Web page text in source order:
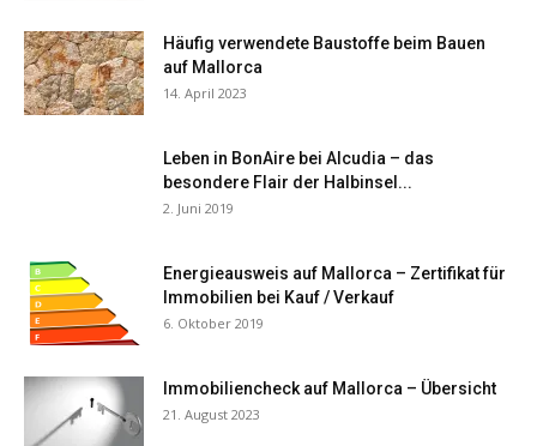
Häufig verwendete Baustoffe beim Bauen
auf Mallorca
14. April 2023
Leben in BonAire bei Alcudia – das
besondere Flair der Halbinsel...
2. Juni 2019
Energieausweis auf Mallorca – Zertifikat für
Immobilien bei Kauf / Verkauf
6. Oktober 2019
Immobiliencheck auf Mallorca – Übersicht
21. August 2023